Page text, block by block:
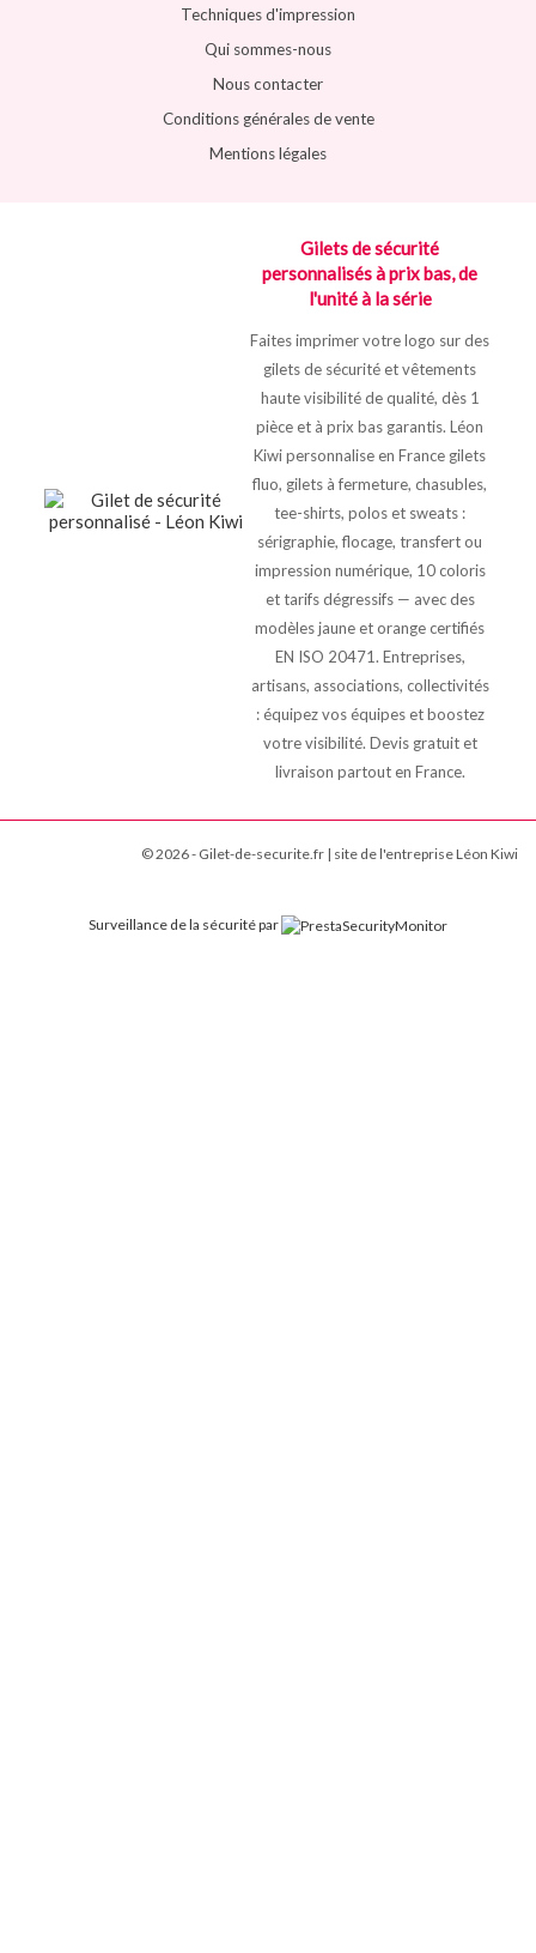
Techniques d'impression
Qui sommes-nous
Nous contacter
Conditions générales de vente
Mentions légales
Gilets de sécurité
personnalisés à prix bas, de
l'unité à la série
Faites imprimer votre logo sur des
gilets de sécurité et vêtements
haute visibilité de qualité, dès 1
pièce et à prix bas garantis. Léon
Kiwi personnalise en France gilets
fluo, gilets à fermeture, chasubles,
tee-shirts, polos et sweats :
sérigraphie, flocage, transfert ou
impression numérique, 10 coloris
et tarifs dégressifs — avec des
modèles jaune et orange certifiés
EN ISO 20471. Entreprises,
artisans, associations, collectivités
: équipez vos équipes et boostez
votre visibilité. Devis gratuit et
livraison partout en France.
© 2026 - Gilet-de-securite.fr | site de l'entreprise Léon Kiwi
Surveillance de la sécurité par